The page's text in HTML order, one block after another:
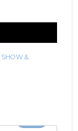
SHOW &